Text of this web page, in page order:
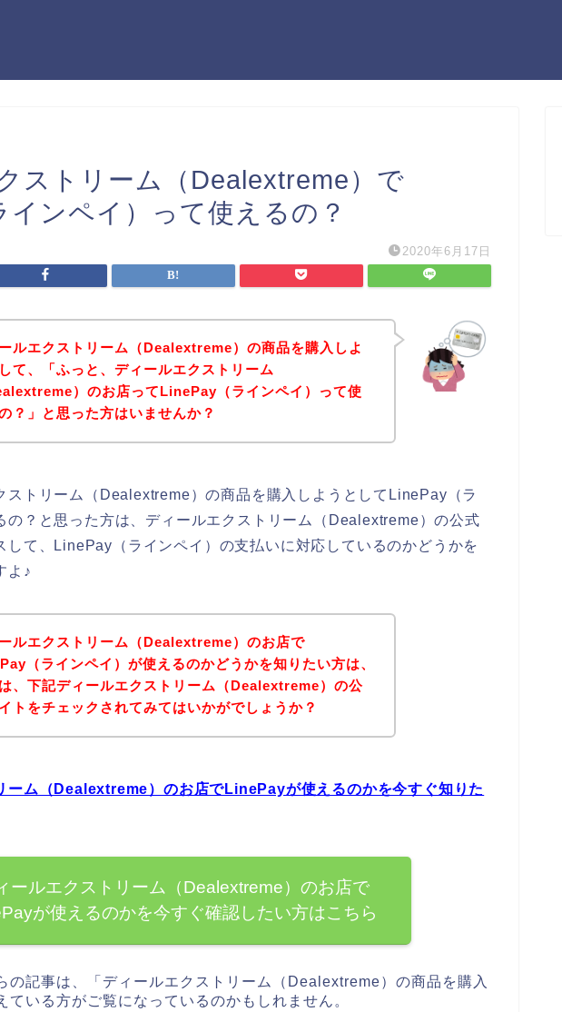
ストリーム（Dealextreme）で
インペイ）って使えるの？
2020年6月17日
ルエクストリーム（Dealextreme）の商品を購入しよ
て、「ふっと、ディールエクストリーム
）のお店ってLinePay（ラインペイ）って使
？」と思った方はいませんか？
ストリーム（Dealextreme）の商品を購入しようとしてLinePay（ラ
の？と思った方は、ディールエクストリーム（Dealextreme）の公式
して、LinePay（ラインペイ）の支払いに対応しているのかどうかを
よ♪
ルエクストリーム（Dealextreme）のお店で
（ラインペイ）が使えるのかどうかを知りたい方は、
、下記ディールエクストリーム（Dealextreme）の公
トをチェックされてみてはいかがでしょうか？
ーム（Dealextreme）のお店でLinePayが使えるのかを今すぐ知りた
ールエクストリーム（Dealextreme）のお店で
が使えるのかを今すぐ確認したい方はこちら
の記事は、「ディールエクストリーム（Dealextreme）の商品を購入
ている方がご覧になっているのかもしれません。